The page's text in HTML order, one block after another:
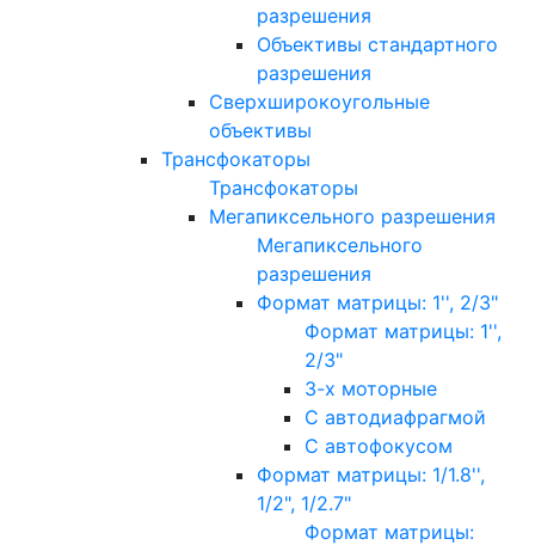
разрешения
Объективы стандартного
разрешения
Сверхширокоугольные
объективы
Трансфокаторы
Трансфокаторы
Мегапиксельного разрешения
Мегапиксельного
разрешения
Формат матрицы: 1'', 2/3"
Формат матрицы: 1'',
2/3"
3-х моторные
С автодиафрагмой
С автофокусом
Формат матрицы: 1/1.8'',
1/2", 1/2.7"
Формат матрицы: